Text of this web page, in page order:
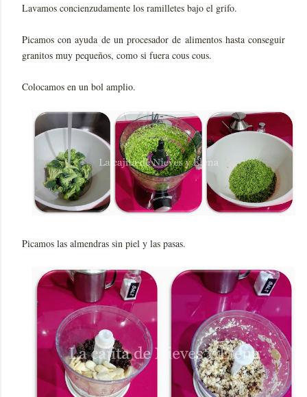
Lavamos concienzudamente los ramilletes bajo el grifo.
Picamos con ayuda de un procesador de alimentos hasta conseguir
granitos muy pequeños, como si fuera cous cous.
Colocamos en un bol amplio.
Picamos las almendras sin piel y las pasas.